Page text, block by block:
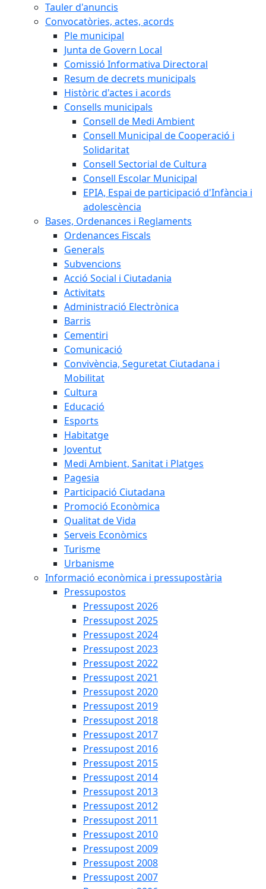
Tauler d'anuncis
Convocatòries, actes, acords
Ple municipal
Junta de Govern Local
Comissió Informativa Directoral
Resum de decrets municipals
Històric d'actes i acords
Consells municipals
Consell de Medi Ambient
Consell Municipal de Cooperació i
Solidaritat
Consell Sectorial de Cultura
Consell Escolar Municipal
EPIA, Espai de participació d'Infància i
adolescència
Bases, Ordenances i Reglaments
Ordenances Fiscals
Generals
Subvencions
Acció Social i Ciutadania
Activitats
Administració Electrònica
Barris
Cementiri
Comunicació
Convivència, Seguretat Ciutadana i
Mobilitat
Cultura
Educació
Esports
Habitatge
Joventut
Medi Ambient, Sanitat i Platges
Pagesia
Participació Ciutadana
Promoció Econòmica
Qualitat de Vida
Serveis Econòmics
Turisme
Urbanisme
Informació econòmica i pressupostària
Pressupostos
Pressupost 2026
Pressupost 2025
Pressupost 2024
Pressupost 2023
Pressupost 2022
Pressupost 2021
Pressupost 2020
Pressupost 2019
Pressupost 2018
Pressupost 2017
Pressupost 2016
Pressupost 2015
Pressupost 2014
Pressupost 2013
Pressupost 2012
Pressupost 2011
Pressupost 2010
Pressupost 2009
Pressupost 2008
Pressupost 2007